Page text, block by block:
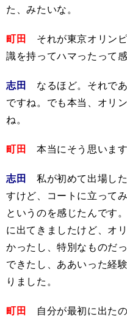
た、みたいな。
町田
それが東京オリン
識を持ってハマったって
志田
なるほど。それで
ですね。でも本当、オリ
ね。
町田 本当にそう思います
志田
私が初めて出場し
すけど、コートに立って
というのを感じたんです
に出てきましたけど、オ
かったし、特別なものだ
できたし、ああいった経
りました。
町田
自分が最初に出た